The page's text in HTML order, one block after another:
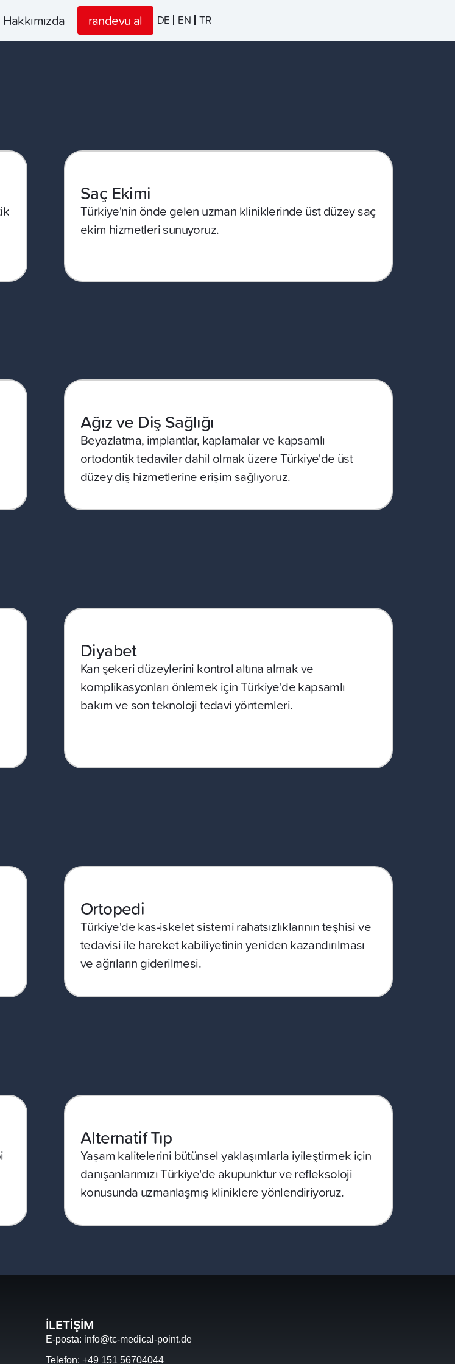
Hakkımızda randevu al DE EN TR
Saç Ekimi
Türkiye'nin önde gelen uzman kliniklerinde üst düzey saç
ekim hizmetleri sunuyoruz.
Ağız ve Diş Sağlığı
Beyazlatma, implantlar, kaplamalar ve kapsamlı
ortodontik tedaviler dahil olmak üzere Türkiye'de üst
düzey diş hizmetlerine erişim sağlıyoruz.
Diyabet
Kan şekeri düzeylerini kontrol altına almak ve
komplikasyonları önlemek için Türkiye'de kapsamlı
bakım ve son teknoloji tedavi yöntemleri.
Ortopedi
Türkiye'de kas-iskelet sistemi rahatsızlıklarının teşhisi ve
tedavisi ile hareket kabiliyetinin yeniden kazandırılması
ve ağrıların giderilmesi.
Alternatif Tıp
Yaşam kalitelerini bütünsel yaklaşımlarla iyileştirmek için
danışanlarımızı Türkiye'de akupunktur ve refleksoloji
konusunda uzmanlaşmış kliniklere yönlendiriyoruz.
İLETİŞİM
E-posta: info@tc-medical-point.de
Telefon: +49 151 56704044